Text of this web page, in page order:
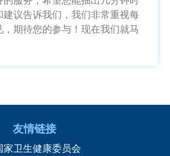
议告诉我们，我们非常重视每
期待您的参与！现在我们就马
友情链接
家卫生健康委员会